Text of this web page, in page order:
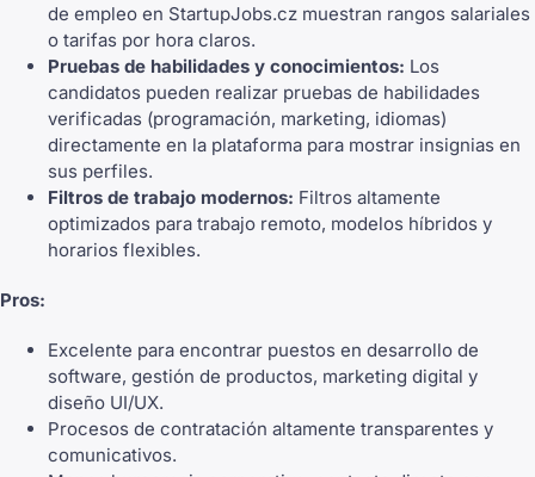
de empleo en StartupJobs.cz muestran rangos salariales
o tarifas por hora claros.
Pruebas de habilidades y conocimientos: Los
candidatos pueden realizar pruebas de habilidades
verificadas (programación, marketing, idiomas)
directamente en la plataforma para mostrar insignias en
sus perfiles.
Filtros de trabajo modernos: Filtros altamente
optimizados para trabajo remoto, modelos híbridos y
horarios flexibles.
Pros:
Excelente para encontrar puestos en desarrollo de
software, gestión de productos, marketing digital y
diseño UI/UX.
Procesos de contratación altamente transparentes y
comunicativos.